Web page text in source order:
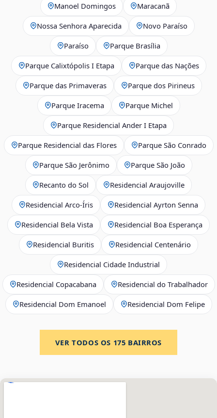
Manoel Domingos Maracanã
Nossa Senhora Aparecida Novo Paraíso
Paraíso Parque Brasília
Parque Calixtópolis I Etapa Parque das Nações
Parque das Primaveras Parque dos Pirineus
Parque Iracema Parque Michel
Parque Residencial Ander I Etapa
Parque Residencial das Flores Parque São Conrado
Parque São Jerônimo Parque São João
Recanto do Sol Residencial Araujoville
Residencial Arco‑Íris Residencial Ayrton Senna
Residencial Bela Vista Residencial Boa Esperança
Residencial Buritis Residencial Centenário
Residencial Cidade Industrial
Residencial Copacabana Residencial do Trabalhador
Residencial Dom Emanoel Residencial Dom Felipe
VER TODOS OS 175 BAIRROS